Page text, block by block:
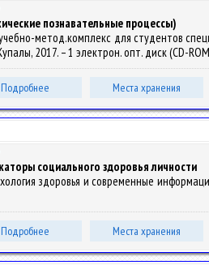
познавательные процессы)
метод.комплекс для студентов
2017. – 1 электрон. опт. диск (CD-
Подробнее Места хранения
социального здоровья личности
здоровья и современные
Подробнее Места хранения